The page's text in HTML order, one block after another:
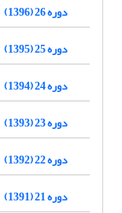
دوره 26 (1396)
دوره 25 (1395)
دوره 24 (1394)
دوره 23 (1393)
دوره 22 (1392)
دوره 21 (1391)